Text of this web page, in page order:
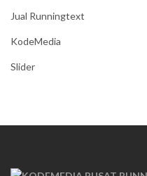
Jual Runningtext
KodeMedia
Slider